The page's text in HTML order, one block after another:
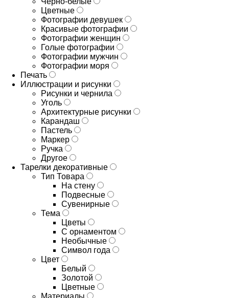
Цветные
Фотографии девушек
Красивые фотографии
Фотографии женщин
Голые фотографии
Фотографии мужчин
Фотографии моря
Печать
Иллюстрации и рисунки
Рисунки и чернила
Уголь
Архитектурные рисунки
Карандаш
Пастель
Маркер
Ручка
Другое
Тарелки декоративные
Тип Товара
На стену
Подвесные
Сувенирные
Тема
Цветы
С орнаментом
Необычные
Символ года
Цвет
Белый
Золотой
Цветные
Материалы